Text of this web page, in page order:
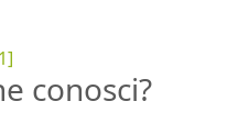
conosci?